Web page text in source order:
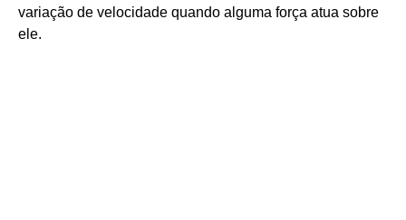
variação de velocidade quando alguma força atua sobre
ele.